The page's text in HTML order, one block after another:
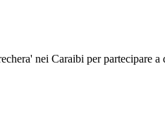
nei Caraibi per partecipare a